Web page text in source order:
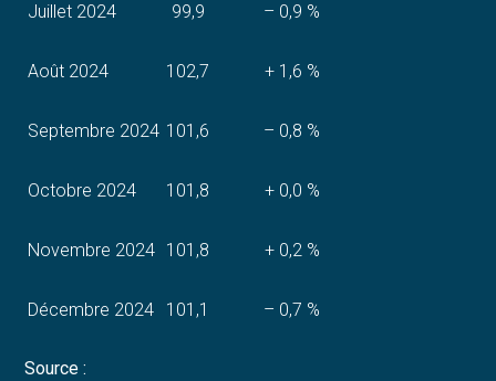
Juillet 2024 99,9 – 0,9 %
Août 2024 102,7 + 1,6 %
Septembre 2024 101,6 – 0,8 %
Octobre 2024 101,8 + 0,0 %
Novembre 2024 101,8 + 0,2 %
Décembre 2024 101,1 – 0,7 %
Source :